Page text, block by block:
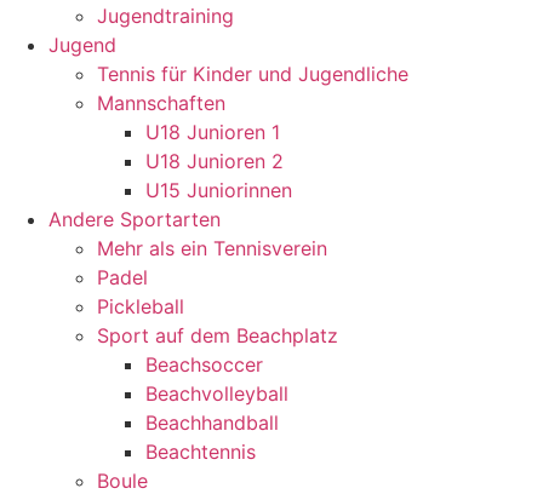
Jugendtraining
Jugend
Tennis für Kinder und Jugendliche
Mannschaften
U18 Junioren 1
U18 Junioren 2
U15 Juniorinnen
Andere Sportarten
Mehr als ein Tennisverein
Padel
Pickleball
Sport auf dem Beachplatz
Beachsoccer
Beachvolleyball
Beachhandball
Beachtennis
Boule